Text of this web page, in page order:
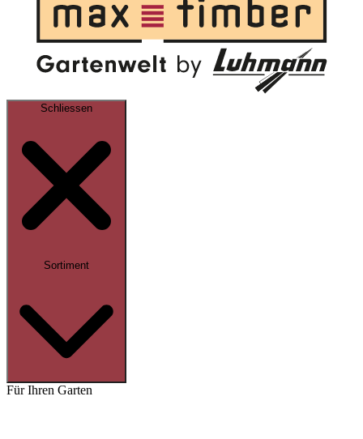
Schliessen
Sortiment
Für Ihren Garten